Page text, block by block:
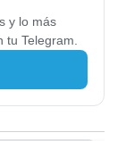
y lo más
tu Telegram.